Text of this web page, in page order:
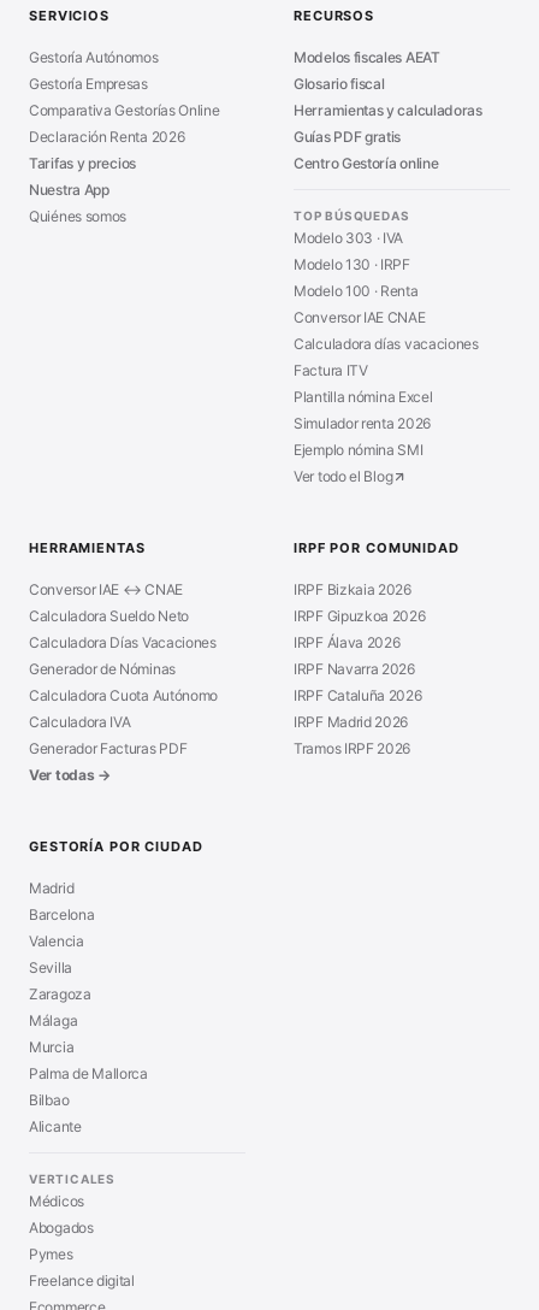
■Asesoría en Madrid
SERVICIOS
Gestoría Autónomos
Gestoría Empresas
Comparativa Gestorías Online
Declaración Renta 2026
Tarifas y precios
Nuestra App
Quiénes somos
RECURSOS
Modelos fiscales AEAT
Glosario fiscal
Herramientas y calculadoras
Guías PDF gratis
Centro Gestoría online
TOP BÚSQUEDAS
Modelo 303 · IVA
Modelo 130 · IRPF
Modelo 100 · Renta
Conversor IAE CNAE
Calculadora días vacaciones
Factura ITV
Plantilla nómina Excel
Simulador renta 2026
Ejemplo nómina SMI
Ver todo el Blog
HERRAMIENTAS
Conversor IAE ↔ CNAE
Calculadora Sueldo Neto
Calculadora Días Vacaciones
Generador de Nóminas
Calculadora Cuota Autónomo
Calculadora IVA
Generador Facturas PDF
Ver todas →
IRPF POR COMUNIDAD
IRPF Bizkaia 2026
IRPF Gipuzkoa 2026
IRPF Álava 2026
IRPF Navarra 2026
IRPF Cataluña 2026
IRPF Madrid 2026
Tramos IRPF 2026
GESTORÍA POR CIUDAD
Madrid
Barcelona
Valencia
Sevilla
Zaragoza
Málaga
Murcia
Palma de Mallorca
Bilbao
Alicante
VERTICALES
Médicos
Abogados
Pymes
Freelance digital